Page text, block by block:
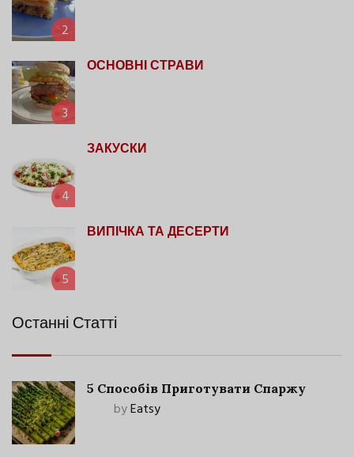
2
3
ОСНОВНІ СТРАВИ
4
ЗАКУСКИ
5
ВИПІЧКА ТА ДЕСЕРТИ
Останні Статті
5 Способів Приготувати Спаржу
byEatsy